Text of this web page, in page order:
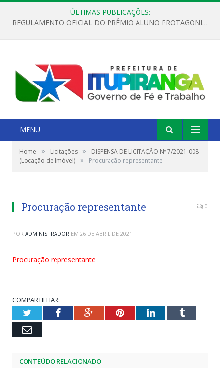
ÚLTIMAS PUBLICAÇÕES:
REGULAMENTO OFICIAL DO PRÊMIO ALUNO PROTAGONISTA – EDIÇÃO 2026
MENU
Home » Licitações »
DISPENSA DE LICITAÇÃO Nº 7/2021-008
(Locação de Imóvel) » Procuração representante
Procuração representante 0
POR ADMINISTRADOR EM 26 DE ABRIL DE 2021
Procuração representante
COMPARTILHAR:
TwitterFacebookGoogle+PinterestLinkedInTumblr
Email
CONTEÚDO RELACIONADO